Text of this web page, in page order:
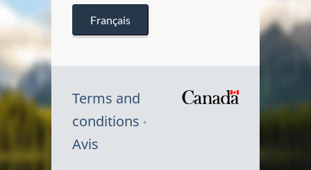
Français
Terms and
conditions
Avis
Symbole